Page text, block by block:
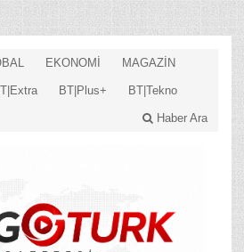
EKONOMİ MAGAZİN
BT|Plus+ BT|Tekno
Haber Ara